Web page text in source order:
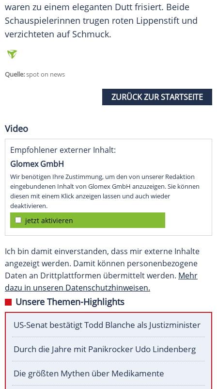
waren zu einem eleganten Dutt frisiert. Beide
Schauspielerinnen trugen roten Lippenstift und
verzichteten auf Schmuck.
Quelle:spot on news
ZURÜCK ZUR STARTSEITE
Video
Empfohlener externer Inhalt:
Glomex GmbH
Wir benötigen Ihre Zustimmung, um den von unserer Redaktion
eingebundenen Inhalt von Glomex GmbH anzuzeigen. Sie können
diesen mit einem Klick anzeigen lassen und auch wieder
deaktivieren.
jetzt aktivieren
Ich bin damit einverstanden, dass mir externe Inhalte
angezeigt werden. Damit können personenbezogene
Daten an Drittplattformen übermittelt werden. Mehr
dazu in unseren Datenschutzhinweisen.
Unsere Themen-Highlights
US-Senat bestätigt Todd Blanche als Justizminister
Durch die Jahre mit Panikrocker Udo Lindenberg
Die größten Mythen über Medikamente